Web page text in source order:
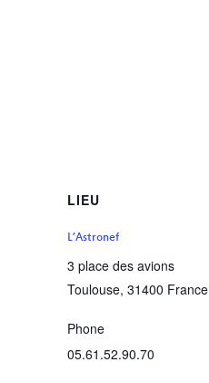
LIEU
L’Astronef
3 place des avions
Toulouse, 31400 France
Phone
05.61.52.90.70